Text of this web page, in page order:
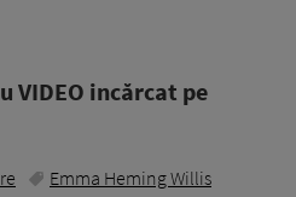
VIDEO incărcat pe
Emma Heming Willis